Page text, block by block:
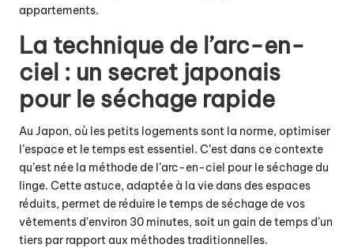
appartements.
La technique de l’arc-en-
ciel : un secret japonais
pour le séchage rapide
Au Japon, où les petits logements sont la norme, optimiser
l’espace et le temps est essentiel. C’est dans ce contexte
qu’est née la méthode de l’arc-en-ciel pour le séchage du
linge. Cette astuce, adaptée à la vie dans des espaces
réduits, permet de réduire le temps de séchage de vos
vêtements d’environ 30 minutes, soit un gain de temps d’un
tiers par rapport aux méthodes traditionnelles.